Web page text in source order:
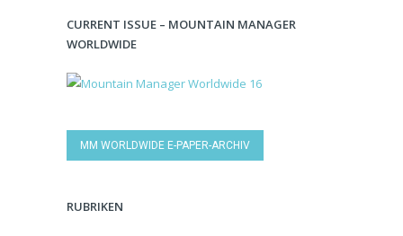
CURRENT ISSUE – MOUNTAIN MANAGER
WORLDWIDE
MM WORLDWIDE E-PAPER-ARCHIV
RUBRIKEN